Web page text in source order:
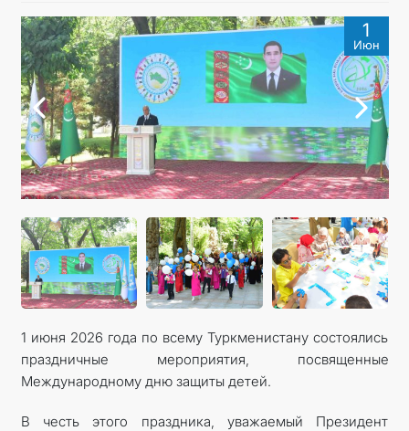
КОНСУЛЬСКИЕ УСЛУГИ
МИД
КОНТАКТНЫЕ ДАННЫЕ
1
Июн
1 июня 2026 года по всему Туркменистану состоялись
праздничные мероприятия, посвященные
Международному дню защиты детей.
В честь этого праздника, уважаемый Президент